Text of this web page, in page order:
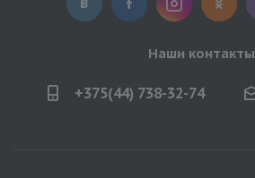
Наши контакты
+375(44) 738-32-74